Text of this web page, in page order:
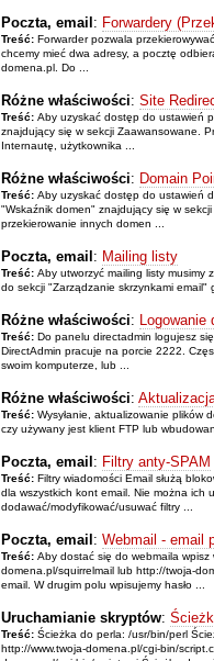
Poczta, email : Forwardery
Treść: Forwarder pozwala
chcemy mieć dwa adresy, a pocztę
domena.pl. Do ...
Różne właściwości: Site
Treść: Aby uzyskać dostęp do ustawień
znajdujący się w sekcji Zaawansowane.
Internautę, użytkownika ...
Różne właściwości: Domain
Treść: Aby uzyskać dostęp do ustawień
"Wskaźnik domen" znajdujący się w
przekierowanie innych domen ...
Poczta, email : Mailing listy
Treść: Aby utworzyć mailing listy musimy
do sekcji "Zarządzanie skrzynkami email"
Różne właściwości:
Treść: Do panelu directadmin logujesz
DirectAdmin pracuje na porcie 2222.
swoim komputerze, lub ...
Różne właściwości:
Treść: Wysyłanie, aktualizowanie plików
czy używany jest klient FTP lub
Poczta, email : Filtry anty-SPAM
Treść: Filtry wiadomości Email służą
dla wszystkich kont email. Nie można ich
dodawać/modyfikować/usuwać filtry ...
Poczta, email : Webmail - email
Treść: Aby dostać się do webmaila
domena.pl/squirrelmail lub http://twoja-
email. W drugim polu wpisujemy hasło ...
Uruchamianie skryptów:
Treść: Ścieżka do perla: /usr/bin/perl
http://www.twoja-domena.pl/cgi-bin/